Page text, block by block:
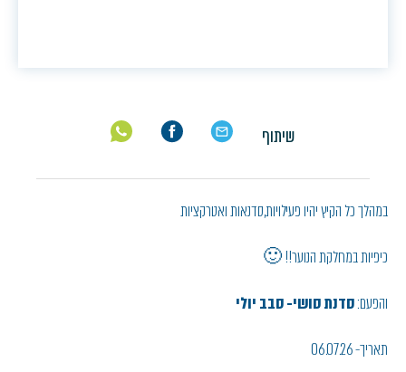
שיתוף
במהלך כל הקיץ יהיו פעילויות,סדנאות ואטרקציות
כיפיות במחלקת הנוער!! 🙂
והפעם:סדנת סושי- סבב יולי
תאריך- 06.07.26